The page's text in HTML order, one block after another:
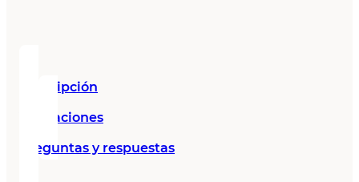
Descripción
Valoraciones
Preguntas y respuestas